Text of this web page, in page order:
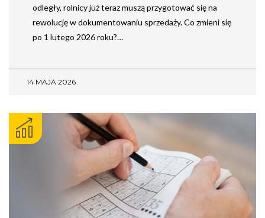
odległy, rolnicy już teraz muszą przygotować się na
rewolucję w dokumentowaniu sprzedaży. Co zmieni się
po 1 lutego 2026 roku?…
14 MAJA 2026